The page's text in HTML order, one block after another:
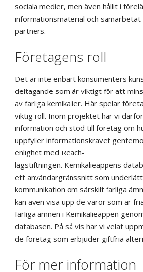
sociala medier, men även hållit i
informationsmaterial och samarbetat
partners.
Företagens roll
Det är inte enbart konsumenters
deltagande som är viktigt för att
av farliga kemikalier. Här spelar
viktig roll. Inom projektet har vi
information och stöd till företag om
uppfyller informationskravet
enlighet med Reach-
lagstiftningen. Kemikalieappens
ett användargränssnitt som
kommunikation om särskilt farliga
kan även visa upp de varor som är
farliga ämnen i Kemikalieappen
databasen. På så vis har vi velat
de företag som erbjuder giftfria
För mer information